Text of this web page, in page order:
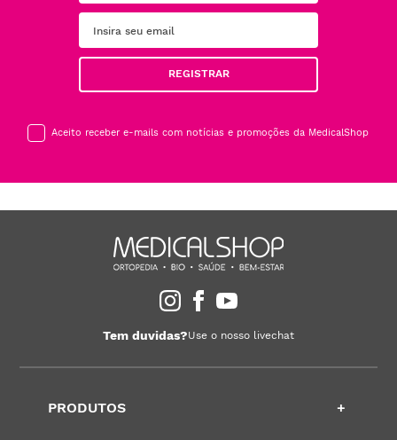
REGISTRAR
Aceito receber e-mails com notícias e promoções da MedicalShop
Tem duvidas?Use o nosso livechat
PRODUTOS +